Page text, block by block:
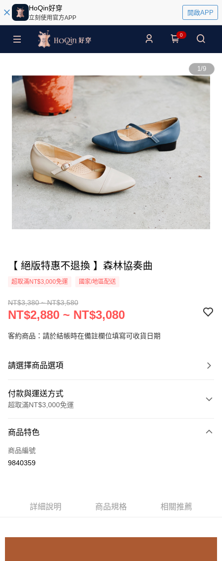
HoQin好穿
立刻使用官方APP
開啟APP
0
1/9
【 絕版特惠不退換 】森林協奏曲
超取滿NT$3,000免運 國家/地區配送
NT$3,380 ~ NT$3,580
NT$2,880 ~ NT$3,080
客約商品：請於結帳時在備註欄位填寫可收貨日期
請選擇商品選項
付款與運送方式
超取滿NT$3,000免運
信用卡一次付款
LINE Pay
商品特色
商品編號
9840359
詳細說明 商品規格 相關推薦